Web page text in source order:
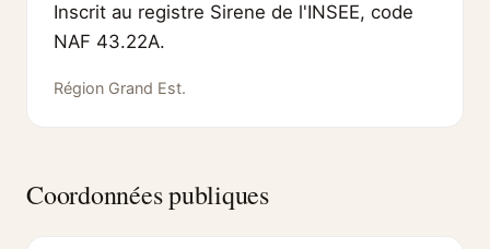
Inscrit au registre Sirene de l'INSEE, code
NAF 43.22A.
Région Grand Est.
Coordonnées publiques